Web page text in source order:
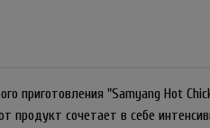
приготовления "Samyang Hot
продукт сочетает в себе